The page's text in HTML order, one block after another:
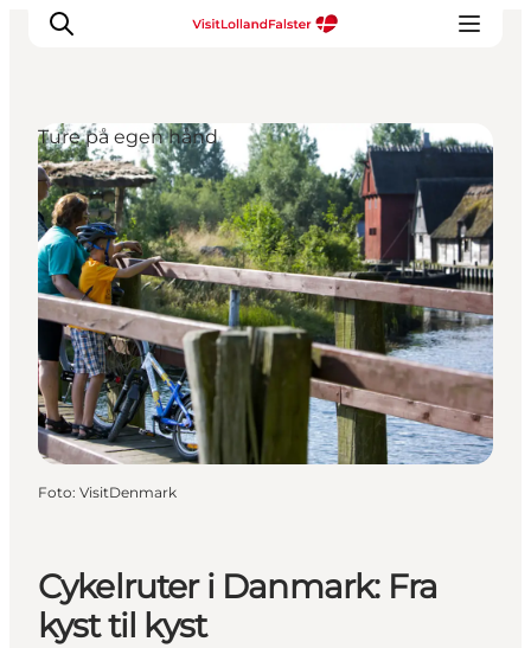
Oplevelser
I naturen
For børn
Kultur
Gastronomi
Planlæg din ferie
Cykelruter i Danmark: Fra
kyst til kyst
Ture på egen hånd
Foto: VisitDenmark